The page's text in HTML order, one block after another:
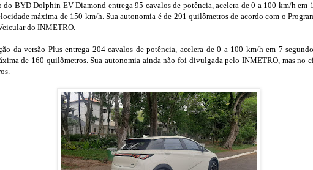
do BYD Dolphin EV Diamond entrega 95 cavalos de potência, acelera de 0 a 100 km/h em
máxima de 150 km/h. Sua autonomia é de 291 quilômetros de acordo com o
do INMETRO.
da versão Plus entrega 204 cavalos de potência, acelera de 0 a 100 km/h em 7
de 160 quilômetros. Sua autonomia ainda não foi divulgada pelo INMETRO, mas no